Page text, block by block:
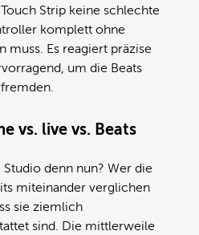
Strip keine schlechte
komplett ohne
muss. Es reagiert präzise
um die Beats
vs. live vs. Beats
denn nun? Wer die
miteinander verglichen
sie ziemlich
sind. Die mittlerweile